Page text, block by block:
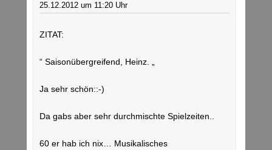
25.12.2012 um 11:20 Uhr
ZITAT:
“ Saisonübergreifend, Heinz. „
Ja sehr schön::-)
Da gabs aber sehr durchmischte Spielzeiten..
60 er hab ich nix… Musikalisches